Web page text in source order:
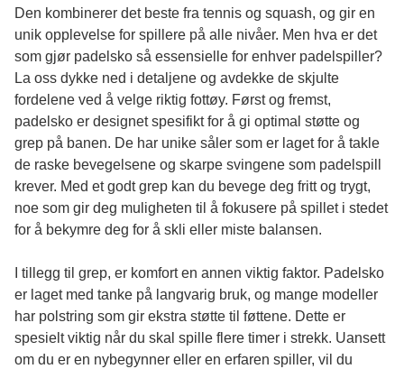
Den kombinerer det beste fra tennis og squash, og gir en
unik opplevelse for spillere på alle nivåer. Men hva er det
som gjør padelsko så essensielle for enhver padelspiller?
La oss dykke ned i detaljene og avdekke de skjulte
fordelene ved å velge riktig fottøy. Først og fremst,
padelsko er designet spesifikt for å gi optimal støtte og
grep på banen. De har unike såler som er laget for å takle
de raske bevegelsene og skarpe svingene som padelspill
krever. Med et godt grep kan du bevege deg fritt og trygt,
noe som gir deg muligheten til å fokusere på spillet i stedet
for å bekymre deg for å skli eller miste balansen.
I tillegg til grep, er komfort en annen viktig faktor. Padelsko
er laget med tanke på langvarig bruk, og mange modeller
har polstring som gir ekstra støtte til føttene. Dette er
spesielt viktig når du skal spille flere timer i strekk. Uansett
om du er en nybegynner eller en erfaren spiller, vil du